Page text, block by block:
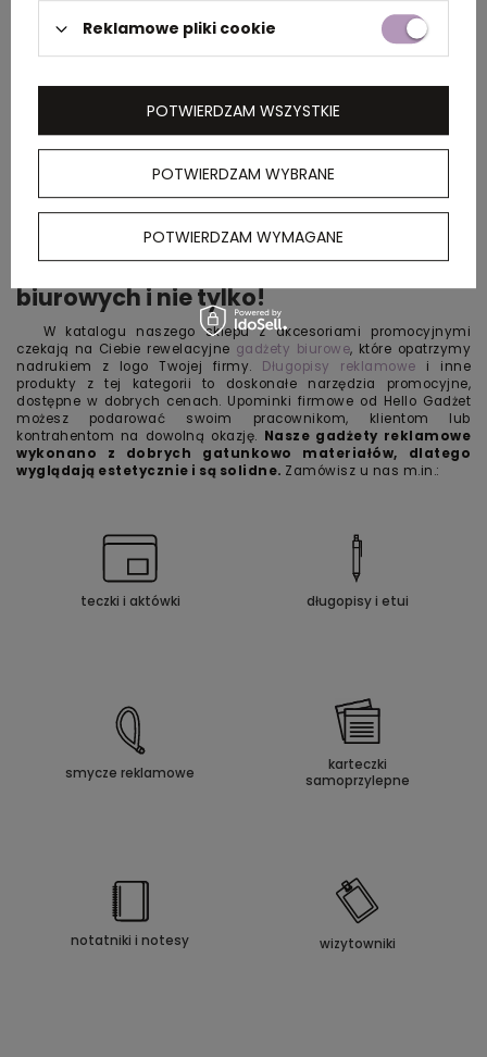
Gadżety reklamowe dla pracowników
biurowych i nie tylko!
W katalogu naszego sklepu z akcesoriami promocyjnymi
czekają na Ciebie rewelacyjne gadżety biurowe, które opatrzymy
nadrukiem z logo Twojej firmy. Długopisy reklamowe i inne
produkty z tej kategorii to doskonałe narzędzia promocyjne,
dostępne w dobrych cenach. Upominki firmowe od Hello Gadżet
możesz podarować swoim pracownikom, klientom lub
kontrahentom na dowolną okazję. Nasze gadżety reklamowe
wykonano z dobrych gatunkowo materiałów, dlatego
wyglądają estetycznie i są solidne. Zamówisz u nas m.in.:
teczki i aktówki długopisy i etui
smycze reklamowe
karteczki
samoprzylepne
notatniki i notesy wizytowniki
Reklamowe pliki cookie
POTWIERDZAM WYBRANE
POTWIERDZAM WYMAGANE
POTWIERDZAM WSZYSTKIE